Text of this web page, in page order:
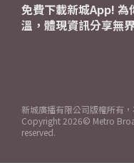
免費下載新城App! 為
溫，體現資訊分享無
新城廣播有限公司版權所有，
Copyright 2026© Metro
reserved.